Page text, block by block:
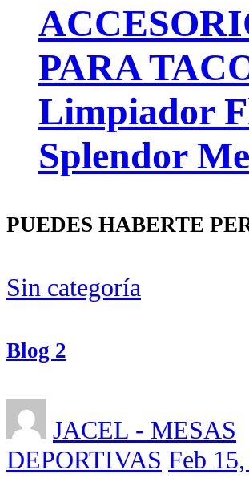
PARA
Limpiador
Splendor
PUEDES HABERTE
Sin categoría
Blog 2
JACEL - MESAS
DEPORTIVAS Feb